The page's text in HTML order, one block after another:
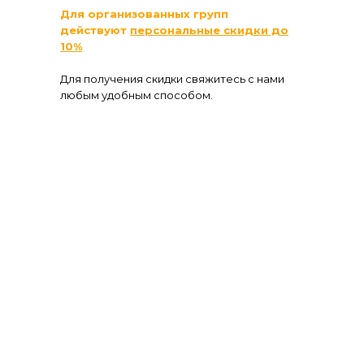
Для организованных групп
действуют персональные скидки до
10%
Для получения скидки свяжитесь с нами
любым удобным способом.